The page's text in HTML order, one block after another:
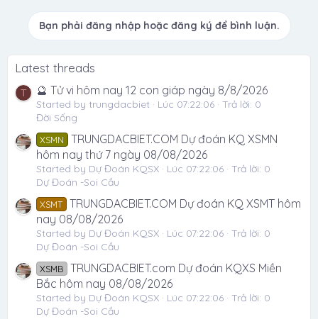
Bạn phải đăng nhập hoặc đăng ký để bình luận.
Latest threads
T 🔮 Tử vi hôm nay 12 con giáp ngày 8/8/2026
Started by trungdacbiet Lúc 07:22:06
Trả lời: 0
Đời Sống
XSMN
TRUNGDACBIET.COM Dự đoán KQ XSMN
hôm nay thứ 7 ngày 08/08/2026
Started by Dự Đoán KQSX Lúc 07:22:06
Trả lời: 0
Dự Đoán -Soi Cầu
XSMT TRUNGDACBIET.COM Dự đoán KQ XSMT hôm
nay 08/08/2026
Started by Dự Đoán KQSX Lúc 07:22:06
Trả lời: 0
Dự Đoán -Soi Cầu
XSMB
TRUNGDACBIET.com Dự đoán KQXS Miền
Bắc hôm nay 08/08/2026
Started by Dự Đoán KQSX Lúc 07:22:06
Trả lời: 0
Dự Đoán -Soi Cầu